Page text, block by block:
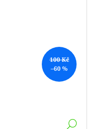
100 Kč
–60 %